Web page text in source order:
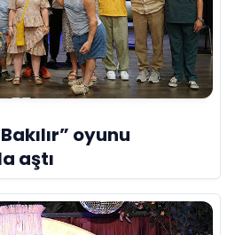
oyunu
aştı